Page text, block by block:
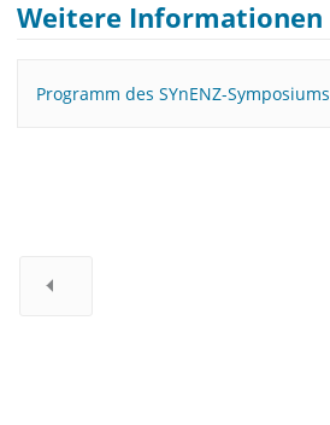
Weitere Informationen
Programm des SYnENZ-Symposiums